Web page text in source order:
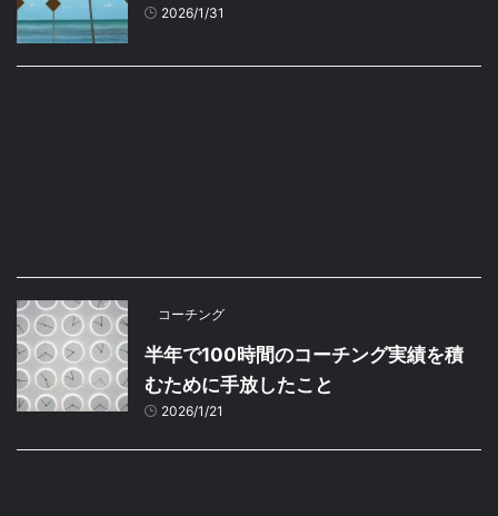
2026/1/31
コーチング
半年で100時間のコーチング実績を積
むために手放したこと
2026/1/21